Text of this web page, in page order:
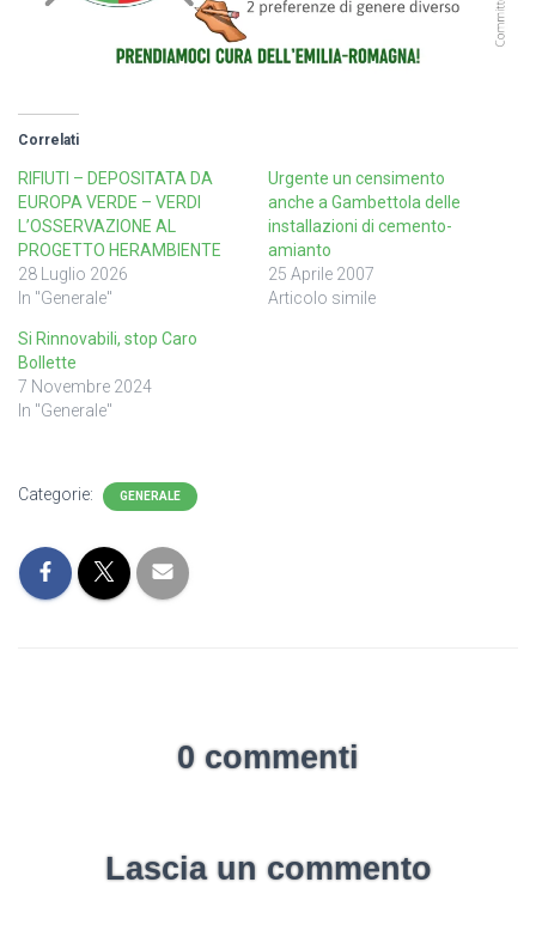
Correlati
RIFIUTI – DEPOSITATA DA
EUROPA VERDE – VERDI
L’OSSERVAZIONE AL
PROGETTO HERAMBIENTE
28 Luglio 2026
In "Generale"
Urgente un censimento
anche a Gambettola delle
installazioni di cemento-
amianto
25 Aprile 2007
Articolo simile
Si Rinnovabili, stop Caro
Bollette
7 Novembre 2024
In "Generale"
Categorie: GENERALE
0 commenti
Lascia un commento